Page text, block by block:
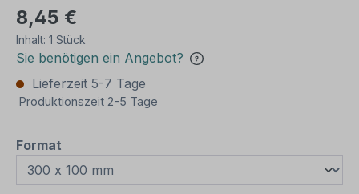
8,45 €
Inhalt: 1 Stück
Sie benötigen ein Angebot?
Lieferzeit 5-7 Tage
Produktionszeit 2-5 Tage
Format